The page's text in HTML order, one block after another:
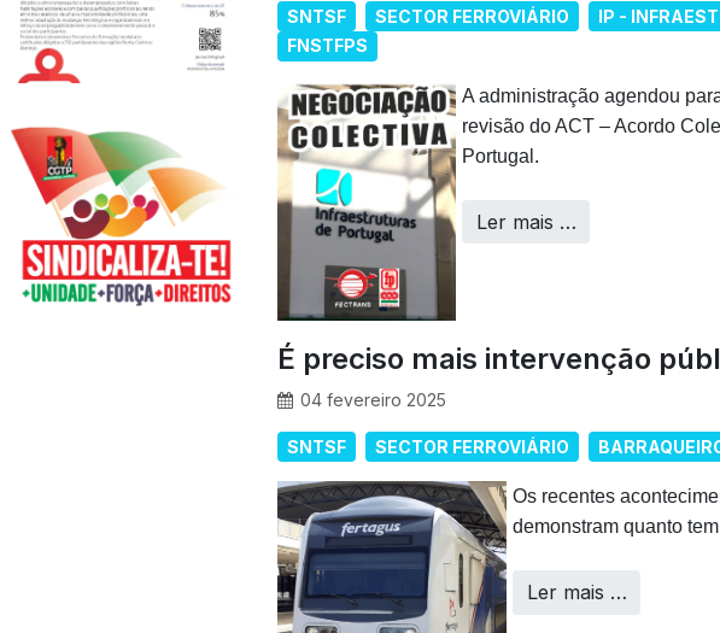
SNTSF SECTOR FERROVIÁRIO IP -
FNSTFPS
A administração agendou
revisão do ACT – Acordo
Portugal.
Ler mais …
É preciso mais intervenção
04 fevereiro 2025
SNTSF SECTOR FERROVIÁRIO
Os recentes
demonstram quanto
Ler mais …